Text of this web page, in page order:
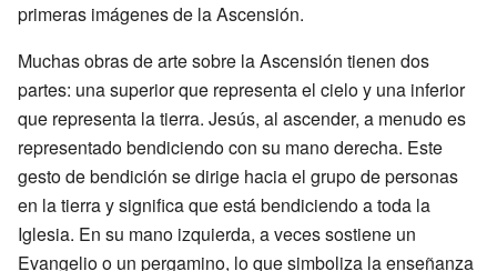
primeras imágenes de la Ascensión.
Muchas obras de arte sobre la Ascensión tienen dos
partes: una superior que representa el cielo y una inferior
que representa la tierra. Jesús, al ascender, a menudo es
representado bendiciendo con su mano derecha. Este
gesto de bendición se dirige hacia el grupo de personas
en la tierra y significa que está bendiciendo a toda la
Iglesia. En su mano izquierda, a veces sostiene un
Evangelio o un pergamino, lo que simboliza la enseñanza